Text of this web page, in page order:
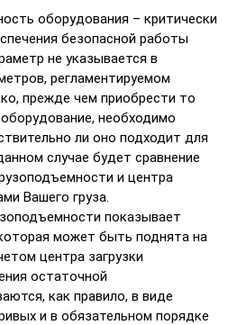
оборудования – критически
безопасной работы
не указывается в
регламентируемом
прежде чем приобрести то
необходимо
ли оно подходит для
случае будет сравнение
и центра
Вашего груза.
показывает
может быть поднята на
центра загрузки
остаточной
как правило, в виде
и в обязательном порядке